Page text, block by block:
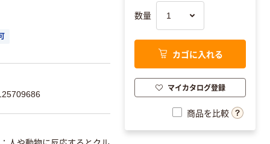
数量
カゴに入れる
マイカタログ登録
商品を比較